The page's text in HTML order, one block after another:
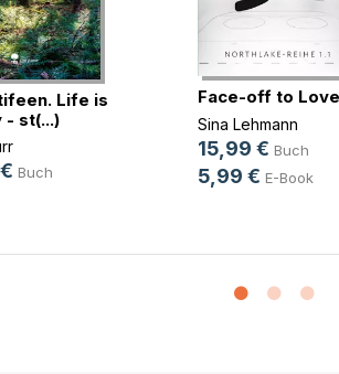
Life is
- st(...)
Buch
Face-off to Love
Sina Lehmann
15,99 € Buch
5,99 € E-Book